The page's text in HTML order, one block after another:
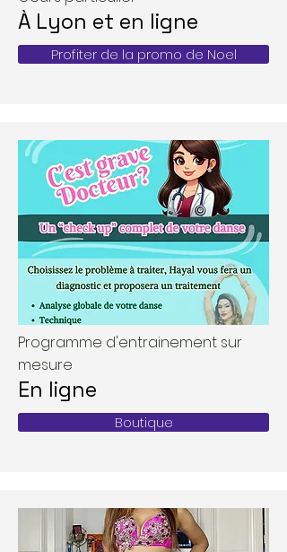
​À Lyon et en ligne
Profiter de la promo de Noel
Programme d'entrainement sur
mesure
​En ligne
Boutique